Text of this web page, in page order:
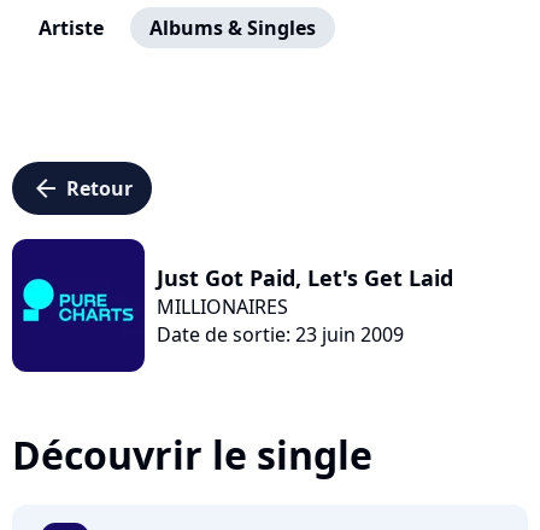
Artiste Albums & Singles
arrow_left Retour
Just Got Paid, Let's Get Laid
MILLIONAIRES
Date de sortie: 23 juin 2009
Découvrir le single